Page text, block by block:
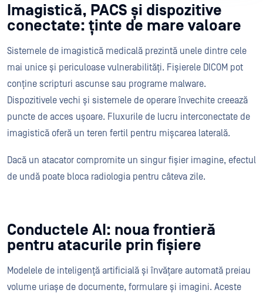
Imagistică, PACS și dispozitive
conectate: ținte de mare valoare
Sistemele de imagistică medicală prezintă unele dintre cele
mai unice și periculoase vulnerabilități. Fișierele DICOM pot
conține scripturi ascunse sau programe malware.
Dispozitivele vechi și sistemele de operare învechite creează
puncte de acces ușoare. Fluxurile de lucru interconectate de
imagistică oferă un teren fertil pentru mișcarea laterală.
Dacă un atacator compromite un singur fișier imagine, efectul
de undă poate bloca radiologia pentru câteva zile.
Conductele AI: noua frontieră
pentru atacurile prin fișiere
Modelele de inteligență artificială și învățare automată preiau
volume uriașe de documente, formulare și imagini. Aceste